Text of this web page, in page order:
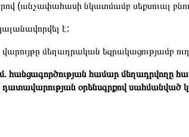
(անչափահասի նկատմամբ սեքսուալ
է:
մեղադրական եզրակացությամբ
հանցագործության համար մեղադրվողը
օրենսգրքով սահմանված